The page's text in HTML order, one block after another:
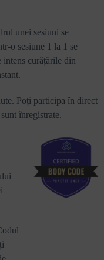
unei sesiuni se
o sesiune 1 la 1 se
intens curățările din
Poți participa în direct
înregistrate.